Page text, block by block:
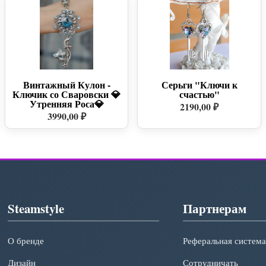
Винтажный Кулон -
Ключик со Сваровски 💎
Утренняя Роса💎
3990,00 ₽
Серьги "Ключи к
счастью"
2190,00 ₽
Steamstyle
О бренде
Дизайн
Партнерам
Реферальная система
Сотрудничать